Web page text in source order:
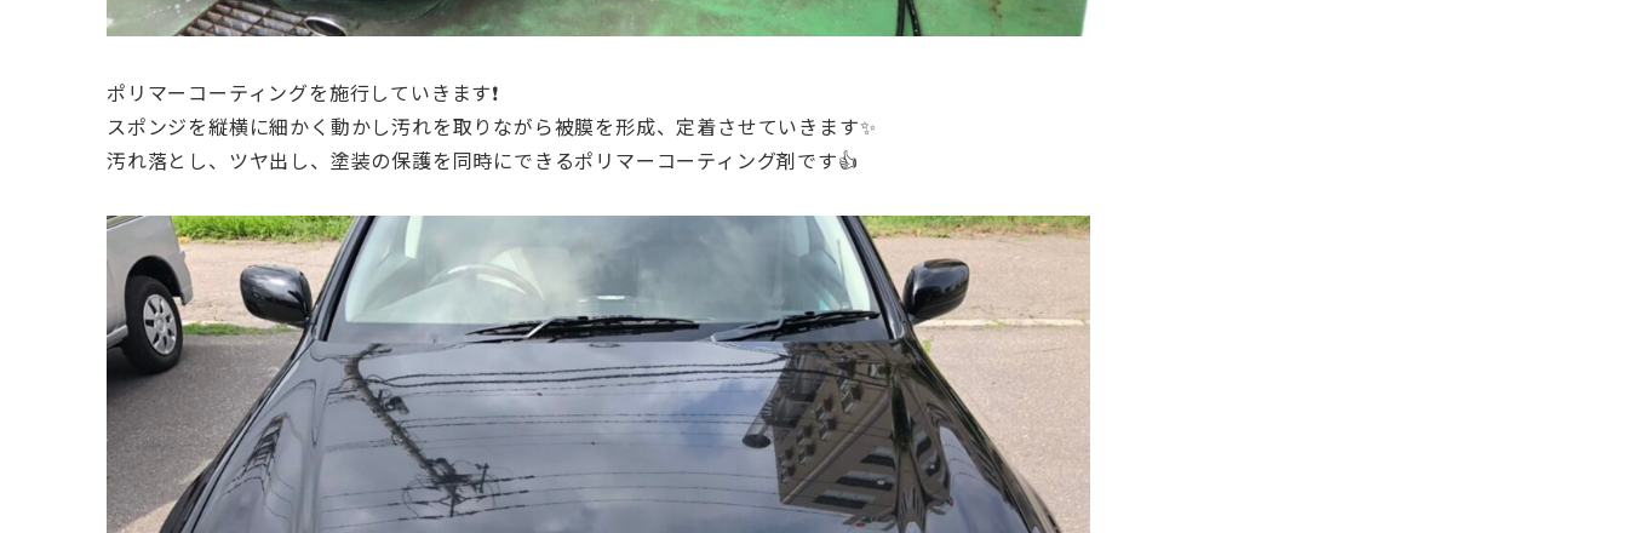
ポリマーコーティングを施行していきます❗️
スポンジを縦横に細かく動かし汚れを取りながら被膜を形成、定着させていきます✨
汚れ落とし、ツヤ出し、塗装の保護を同時にできるポリマーコーティング剤です👍